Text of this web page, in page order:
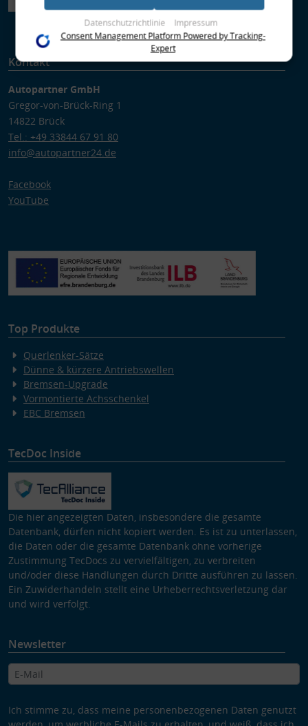
Kontakt
Autopartner GmbH
Gregor-von-Brück-Ring 1
14822 Brück
Tel.: +49 33844 67 91 80
info@autopartner24.de
Facebook
YouTube
Top Produkte
Querlenker-Sätze
Dünne & kürzere Antriebswellen
Bremsen-Upgrade
Vormontierte Achsschenkel
EBC Bremsen
TecDoc Inside
Die hier angezeigten Daten, insbesondere die gesamte
Datenbank, dürfen nicht kopiert werden. Es ist zu unterlassen,
die Daten oder die gesamte Datenbank ohne vorherige
Zustimmung TecDocs zu vervielfältigen, zu verbreiten
und/oder diese Handlungen durch Dritte ausführen zu lassen.
Ein Zuwiderhandeln stellt eine Urheberrechtsverletzung dar
und wird verfolgt.
Newsletter
Ich stimme zu, dass meine personenbezogenen Daten genutzt
im Rahmen Ihrer Nutzung der Dienste gesammelt haben
(bspw. Nutzungsdaten anderer Geräte). Ihre Einwilligung zur
Nutzung von Cookies und Pixeln können Sie jederzeit
widerrufen, indem Sie auf den Datenschutz-Button links
unten klicken und dort die entsprechenden Anpassungen
Zwecke der Datenverarbeitung durch unsere Partner:
Speichern von oder Zugriff auf Informationen auf einem Endgerät
Verwendung reduzierter Daten zur Auswahl von Werbeanzeigen
Erstellung von Profilen für personalisierte Werbung
Verwendung von Profilen zur Auswahl personalisierter Werbung
Verwendung von Profilen zur Auswahl personalisierter Inhalte
Messung der Performance von Inhalten
Verwendung reduzierter Daten zur Auswahl von Inhalten
Besondere Features:
Verwendung genauer Standortdaten
Endgeräteeigenschaften zur Identifikation aktiv abfragen
Datenschutzrichtlinie Impressum
Consent Management Platform Powered by Tracking-
Expert